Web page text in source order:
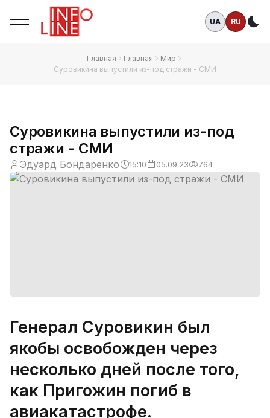
UA RU
Главная Главная
Мир
Суровикина выпустили из-под стражи - СМИ
Суровикина выпустили из-под
стражи - СМИ
Эдуард Бондаренко 15:10 05.09.23 764
Генерал Суровикин был
якобы освобожден через
несколько дней после того,
как Пригожин погиб в
авиакатастрофе.